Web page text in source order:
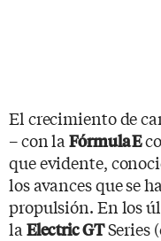
El crecimiento de
– con laFórmula E
que evidente,
los avances que se
propulsión. En los
la Electric GTSeries